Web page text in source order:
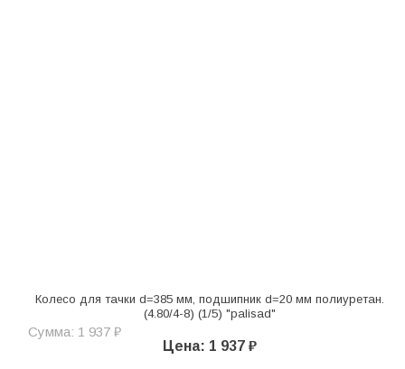
Колесо для тачки d=385 мм, подшипник d=20 мм полиуретан.
(4.80/4-8) (1/5) "palisad"
Сумма: 1 937 ₽
Цена: 1 937 ₽